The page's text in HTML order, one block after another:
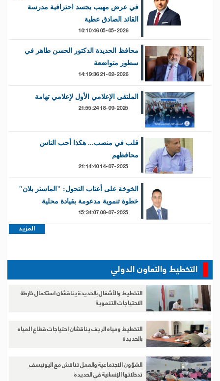
في عرض مهيب يجسد احترافية مدرسة
القائد الصادق عطية
05-05-2026 10:10:46
محافظ الحديدة الدكتور الحسن طاهر في
سطور متواضعة
21-02-2026 14:19:36
الملتقى الإعلامي الأول لإعلامي تهامة
قلب في منصب... هكذا أحب الناس
محافظهم
الخوخة على أعتاب التحول: "الماستر بلان"
خطوة تنموية مدعومة بقيادة محلية
المزيد
التخطيط والتعاون الدولي
التخطيط والأشغال بالحديدة يناقشان استكمال خارطة
الاحتياجات التنموية
التخطيط ومياه الريف يناقشان احتياجات قطاع المياه
بالحديدة
الشؤون الاجتماعية والعمل تناقش مع اليونيسف
تدخلاتها الإنسانية في الحديدة